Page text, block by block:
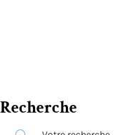
Recherche